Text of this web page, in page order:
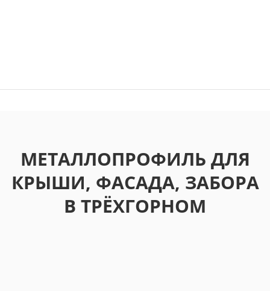
МЕТАЛЛОПРОФИЛЬ ДЛЯ
КРЫШИ, ФАСАДА, ЗАБОРА
В ТРЁХГОРНОМ